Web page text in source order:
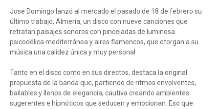
Jose Domingo lanzó al mercado el pasado de 18 de febrero su
último trabajo, Almería, un disco con nueve canciones que
retratan paisajes sonoros con pinceladas de luminosa
psicodélica mediterránea y aires flamencos, que otorgan a su
música una calidez única y muy personal.
Tanto en el disco como en sus directos, destaca la original
propuesta de la banda que, partiendo de ritmos envolventes,
bailables y llenos de elegancia, cautiva creando ambientes
sugerentes e hipnóticos que seducen y emocionan. Eso que